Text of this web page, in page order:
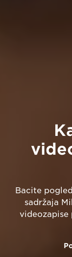
Bacite
sadržaja
videozapise